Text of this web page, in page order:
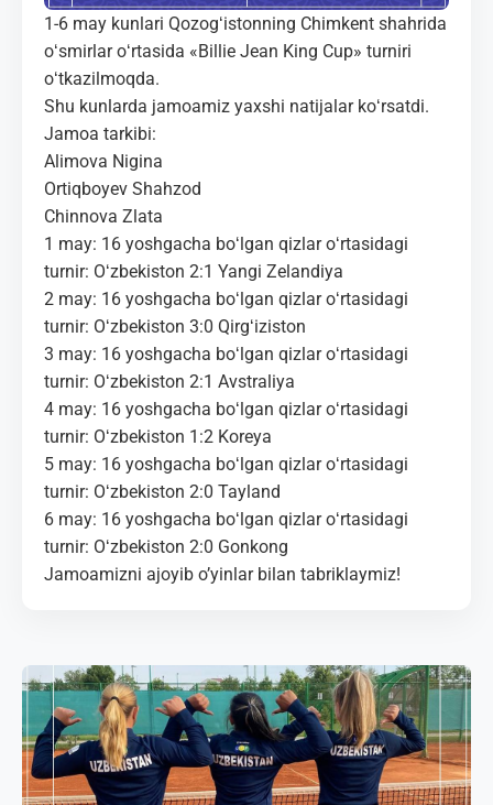
1-6 may kunlari Qozogʻistonning Chimkent shahrida
oʻsmirlar oʻrtasida «Billie Jean King Cup» turniri
oʻtkazilmoqda.
Shu kunlarda jamoamiz yaxshi natijalar koʻrsatdi.
Jamoa tarkibi:
Alimova Nigina
Ortiqboyev Shahzod
Chinnova Zlata
1 may: 16 yoshgacha boʻlgan qizlar oʻrtasidagi
turnir: Oʻzbekiston 2:1 Yangi Zelandiya
2 may: 16 yoshgacha boʻlgan qizlar oʻrtasidagi
turnir: Oʻzbekiston 3:0 Qirgʻiziston
3 may: 16 yoshgacha boʻlgan qizlar oʻrtasidagi
turnir: Oʻzbekiston 2:1 Avstraliya
4 may: 16 yoshgacha boʻlgan qizlar oʻrtasidagi
turnir: Oʻzbekiston 1:2 Koreya
5 may: 16 yoshgacha boʻlgan qizlar oʻrtasidagi
turnir: Oʻzbekiston 2:0 Tayland
6 may: 16 yoshgacha boʻlgan qizlar oʻrtasidagi
turnir: Oʻzbekiston 2:0 Gonkong
Jamoamizni ajoyib o’yinlar bilan tabriklaymiz!